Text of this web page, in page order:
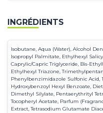
INGRÉDIENTS
Isobutane, Aqua (Water), Alcohol
Isopropyl Palmitate, Ethylhexyl
Caprylic/Capric Triglyceride, Bis-
Ethylhexyl Triazone,
Phenylbenzimidazole Sulfonic Acid,
Hydroxybenzoyl Hexyl Benzoate,
Dimethyl Silylate, Pentaerythrityl
Tocopheryl Acetate, Parfum
Extract, Tetrasodium Glutamate